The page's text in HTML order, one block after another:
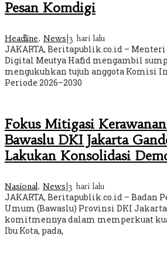
Pesan Komdigi
Headline, News 3 hari lalu
JAKARTA, Beritapublik.co.id –
Digital Meutya Hafid mengambil
mengukuhkan tujuh anggota Komisi
Periode 2026–2030
Fokus Mitigasi
Bawaslu DKI Jakarta
Lakukan Konsolidasi
Nasional, News 3 hari lalu
JAKARTA, Beritapublik.co.id – Badan
Umum (Bawaslu) Provinsi DKI
komitmennya dalam memperkuat
Ibu Kota, pada,